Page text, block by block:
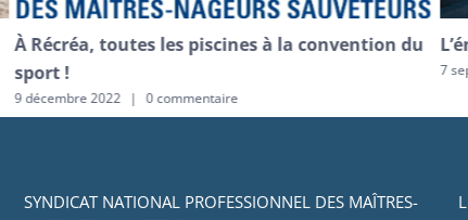
À Récréa, toutes les piscines à la convention du
sport !
9 décembre 2022 | 0 commentaire
7
SYNDICAT NATIONAL PROFESSIONNEL DES MAÎTRES-